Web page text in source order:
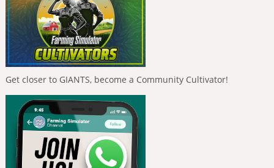
Get closer to GIANTS, become a Community Cultivator!